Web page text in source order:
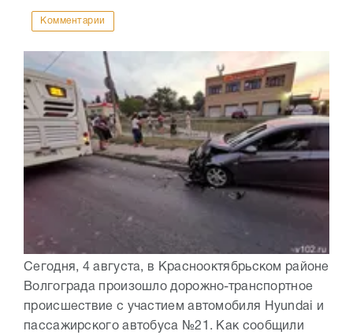
Комментарии
Сегодня, 4 августа, в Краснооктябрьском районе
Волгограда произошло дорожно-транспортное
происшествие с участием автомобиля Hyundai и
пассажирского автобуса №21. Как сообщили